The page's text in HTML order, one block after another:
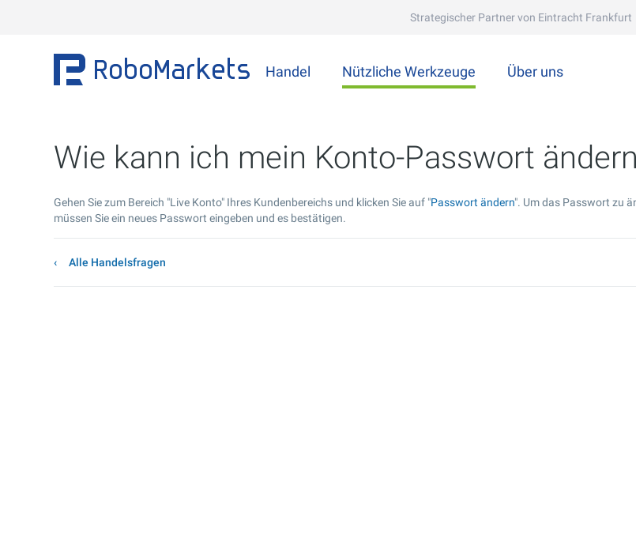
Strategischer Partner von Eintracht Frankfurt
Handel Nützliche Werkzeuge Über uns
Wie kann ich mein Konto-Passwort
Gehen Sie zum Bereich "Live Konto" Ihres Kundenbereichs und klicken Sie auf "Passwort ändern". Um das Passwort zu
müssen Sie ein neues Passwort eingeben und es bestätigen.
Alle Handelsfragen